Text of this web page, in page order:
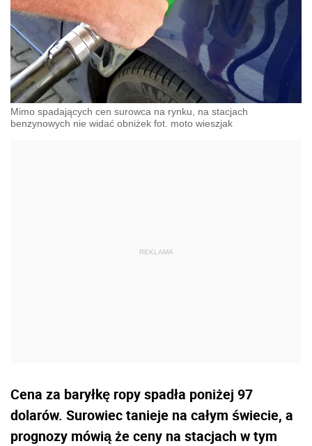
Mimo spadających cen surowca na rynku, na stacjach
benzynowych nie widać obniżek fot. moto wieszjak
Cena za baryłkę ropy spadła poniżej 97
dolarów. Surowiec tanieje na całym świecie, a
prognozy mówią że ceny na stacjach w tym